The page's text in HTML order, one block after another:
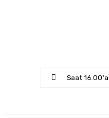
Saat 16.00'a